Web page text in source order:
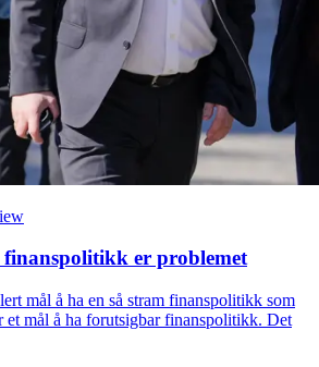
er problemet
mål å ha en så stram finanspolitikk som
et mål å ha forutsigbar finanspolitikk. Det